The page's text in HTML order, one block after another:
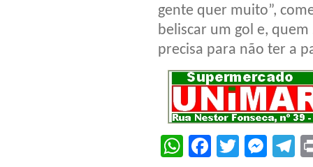
gente quer muito”,
beliscar um gol e,
precisa para não ter a
WhatsApp
Facebook
Twitter